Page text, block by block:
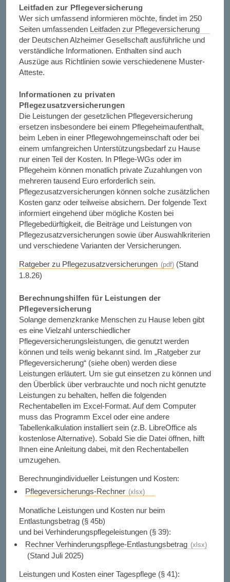
Leitfaden zur Pflegeversicherung
Wer sich umfassend informieren möchte, findet im 250
Seiten umfassenden Leitfaden zur Pflegeversicherung
der Deutschen Alzheimer Gesellschaft ausführliche und
verständliche Informationen. Enthalten sind auch
Auszüge aus Richtlinien sowie verschiedenene Muster-
Atteste.
Informationen zu privaten
Pflegezusatzversicherungen
Die Leistungen der gesetzlichen Pflegeversicherung
ersetzen insbesondere bei einem Pflegeheimaufenthalt,
beim Leben in einer Pflegewohngemeinschaft oder bei
einem umfangreichen Unterstützungsbedarf zu Hause
nur einen Teil der Kosten. In Pflege-WGs oder im
Pflegeheim können monatlich private Zuzahlungen von
mehreren tausend Euro erforderlich sein.
Pflegezusatzversicherungen können solche zusätzlichen
Kosten ganz oder teilweise absichern. Der folgende Text
informiert eingehend über mögliche Kosten bei
Pflegebedürftigkeit, die Beiträge und Leistungen von
Pflegezusatzversicherungen sowie über Auswahlkriterien
und verschiedene Varianten der Versicherungen.
Ratgeber zu Pflegezusatzversicherungen
(Stand
1.8.26)
Berechnungshilfen für Leistungen der
Pflegeversicherung
Solange demenzkranke Menschen zu Hause leben gibt
es eine Vielzahl unterschiedlicher
Pflegeversicherungsleistungen, die genutzt werden
können und teils wenig bekannt sind. Im „Ratgeber zur
Pflegeversicherung“ (siehe oben) werden diese
Leistungen erläutert. Um sie gut einsetzen zu können und
den Überblick über verbrauchte und noch nicht genutzte
Leistungen zu behalten, helfen die folgenden
Rechentabellen im Excel-Format. Auf dem Computer
muss das Programm Excel oder eine andere
Tabellenkalkulation installiert sein (z.B. LibreOffice als
kostenlose Alternative). Sobald Sie die Datei öffnen, hilft
Ihnen eine Anleitung dabei, mit den Rechentabellen
umzugehen.
Berechnungindividueller Leistungen und Kosten:
Pflegeversicherungs-Rechner
Monatliche Leistungen und Kosten nur beim
Entlastungsbetrag (§ 45b)
und bei Verhinderungspflegeleistungen (§ 39):
Rechner Verhinderungspflege-Entlastungsbetrag
(Stand Juli 2025)
Leistungen und Kosten einer Tagespflege (§ 41):